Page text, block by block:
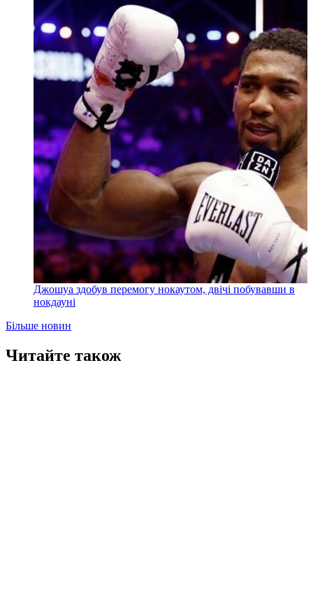
Джошуа здобув перемогу нокаутом, двічі побувавши в
нокдауні
Більше новин
Читайте також